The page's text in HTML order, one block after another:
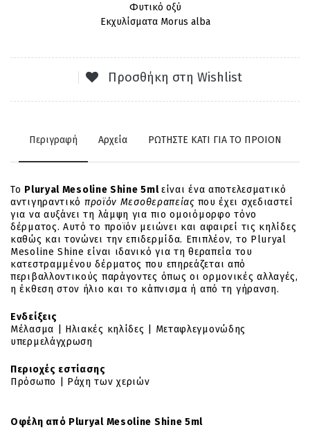
Φυτικό οξύ
Εκχυλίσματα Morus alba
Προσθήκη στη Wishlist
Περιγραφή Αρχεία ΡΩΤΗΣΤΕ ΚΑΤΙ ΓΙΑ ΤΟ ΠΡΟΙΟΝ
Το Pluryal Mesoline Shine 5mlείναι ένα αποτελεσματικό
αντιγηραντικό προϊόν Μεσοθεραπείας που έχει σχεδιαστεί
για να αυξάνει τη λάμψη για πιο ομοιόμορφο τόνο
δέρματος. Αυτό το προϊόν μειώνει και αφαιρεί τις κηλίδες
καθώς και τονώνει την επιδερμίδα. Επιπλέον, το Pluryal
Mesoline Shine είναι ιδανικό για τη θεραπεία του
κατεστραμμένου δέρματος που επηρεάζεται από
περιβαλλοντικούς παράγοντες όπως οι ορμονικές αλλαγές,
η έκθεση στον ήλιο και το κάπνισμα ή από τη γήρανση.
Ενδείξεις
Μέλασμα | Ηλιακές κηλίδες | Μεταφλεγμονώδης
υπερμελάγχρωση
Περιοχές εστίασης
Πρόσωπο | Ράχη των χεριών
Οφέλη από Pluryal Mesoline Shine 5ml